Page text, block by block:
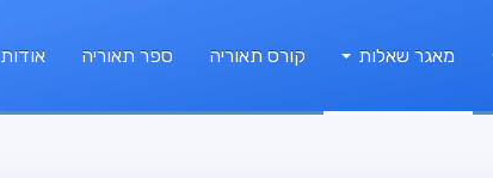
מאגר שאלות קורס תאוריה ספר תאוריה אודות